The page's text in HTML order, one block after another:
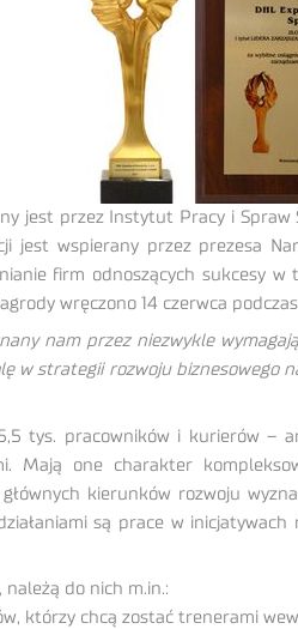
jest przez Instytut Pracy i
jest wspierany przez prezesa
firm odnoszących sukcesy
wręczono 14 czerwca
nam przez niezwykle
w strategii rozwoju biznesowego
tys. pracowników i kurierów –
Mają one charakter
kierunków rozwoju
są prace w
do nich m.in.:
którzy chcą zostać trenerami